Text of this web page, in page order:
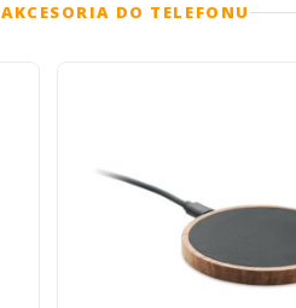
AKCESORIA DO TELEFONU